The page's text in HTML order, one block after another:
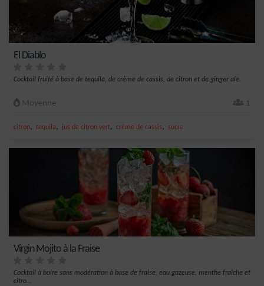
El Diablo
Cocktail fruité à base de tequila, de crème de cassis, de citron et de ginger ale.
Moyenne 1
citron, tequila, jus de citron vert, crème de cassis, sucre
Virgin Mojito à la Fraise
Cocktail à boire sans modération à base de fraise, eau gazeuse, menthe fraîche et
citro...